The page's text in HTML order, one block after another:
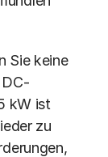
Sie keine
DC-
kW ist
zu